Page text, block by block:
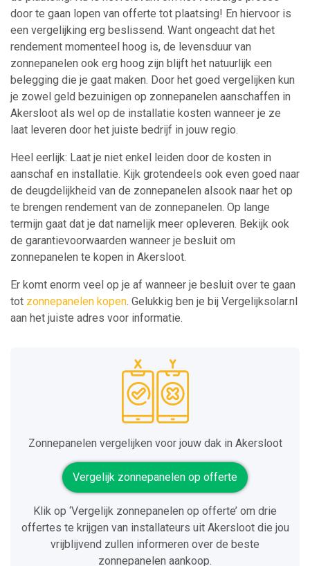
door te gaan lopen van offerte tot plaatsing! En hiervoor is
een vergelijking erg beslissend. Want ongeacht dat het
rendement momenteel hoog is, de levensduur van
zonnepanelen ook erg hoog zijn blijft het natuurlijk een
belegging die je gaat maken. Door het goed vergelijken kun
je zowel geld bezuinigen op zonnepanelen aanschaffen in
Akersloot als wel op de installatie kosten wanneer je ze
laat leveren door het juiste bedrijf in jouw regio.
Heel eerlijk: Laat je niet enkel leiden door de kosten in
aanschaf en installatie. Kijk grotendeels ook even goed naar
de deugdelijkheid van de zonnepanelen alsook naar het op
te brengen rendement van de zonnepanelen. Op lange
termijn gaat dat je dat namelijk meer opleveren. Bekijk ook
de garantievoorwaarden wanneer je besluit om
zonnepanelen te kopen in Akersloot.
Er komt enorm veel op je af wanneer je besluit over te gaan
tot zonnepanelen kopen. Gelukkig ben je bij Vergelijksolar.nl
aan het juiste adres voor informatie.
Zonnepanelen vergelijken voor jouw dak in Akersloot
Vergelijk zonnepanelen op offerte
Klik op ‘Vergelijk zonnepanelen op offerte’ om drie
offertes te krijgen van installateurs uit Akersloot die jou
vrijblijvend zullen informeren over de beste
zonnepanelen aankoop.